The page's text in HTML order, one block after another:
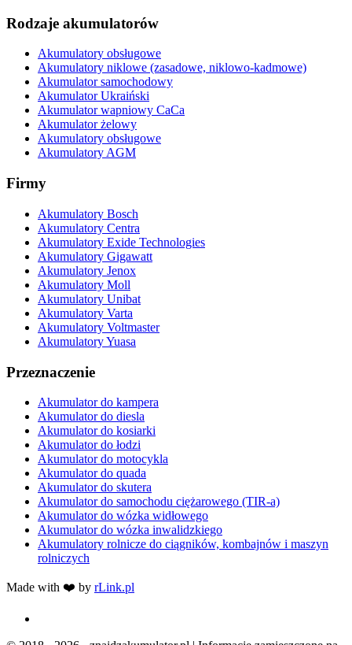
Rodzaje akumulatorów
Akumulatory obsługowe
Akumulatory niklowe (zasadowe, niklowo-kadmowe)
Akumulator samochodowy
Akumulator Ukraiński
Akumulator wapniowy CaCa
Akumulator żelowy
Akumulatory obsługowe
Akumulatory AGM
Firmy
Akumulatory Bosch
Akumulatory Centra
Akumulatory Exide Technologies
Akumulatory Gigawatt
Akumulatory Jenox
Akumulatory Moll
Akumulatory Unibat
Akumulatory Varta
Akumulatory Voltmaster
Akumulatory Yuasa
Przeznaczenie
Akumulator do kampera
Akumulator do diesla
Akumulator do kosiarki
Akumulator do łodzi
Akumulator do motocykla
Akumulator do quada
Akumulator do skutera
Akumulator do samochodu ciężarowego (TIR-a)
Akumulator do wózka widłowego
Akumulator do wózka inwalidzkiego
Akumulatory rolnicze do ciągników, kombajnów i maszyn
rolniczych
Made with ❤️ by rLink.pl